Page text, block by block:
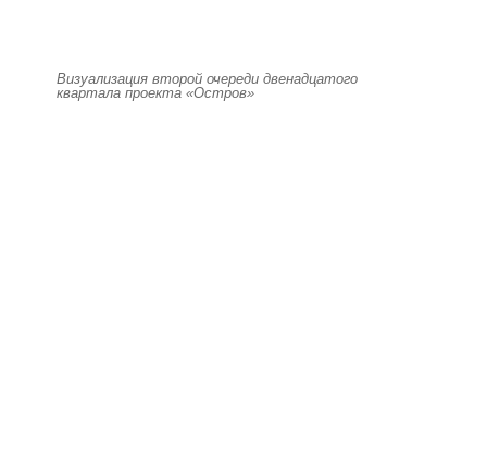
Визуализация второй очереди двенадцатого
квартала проекта «Остров»